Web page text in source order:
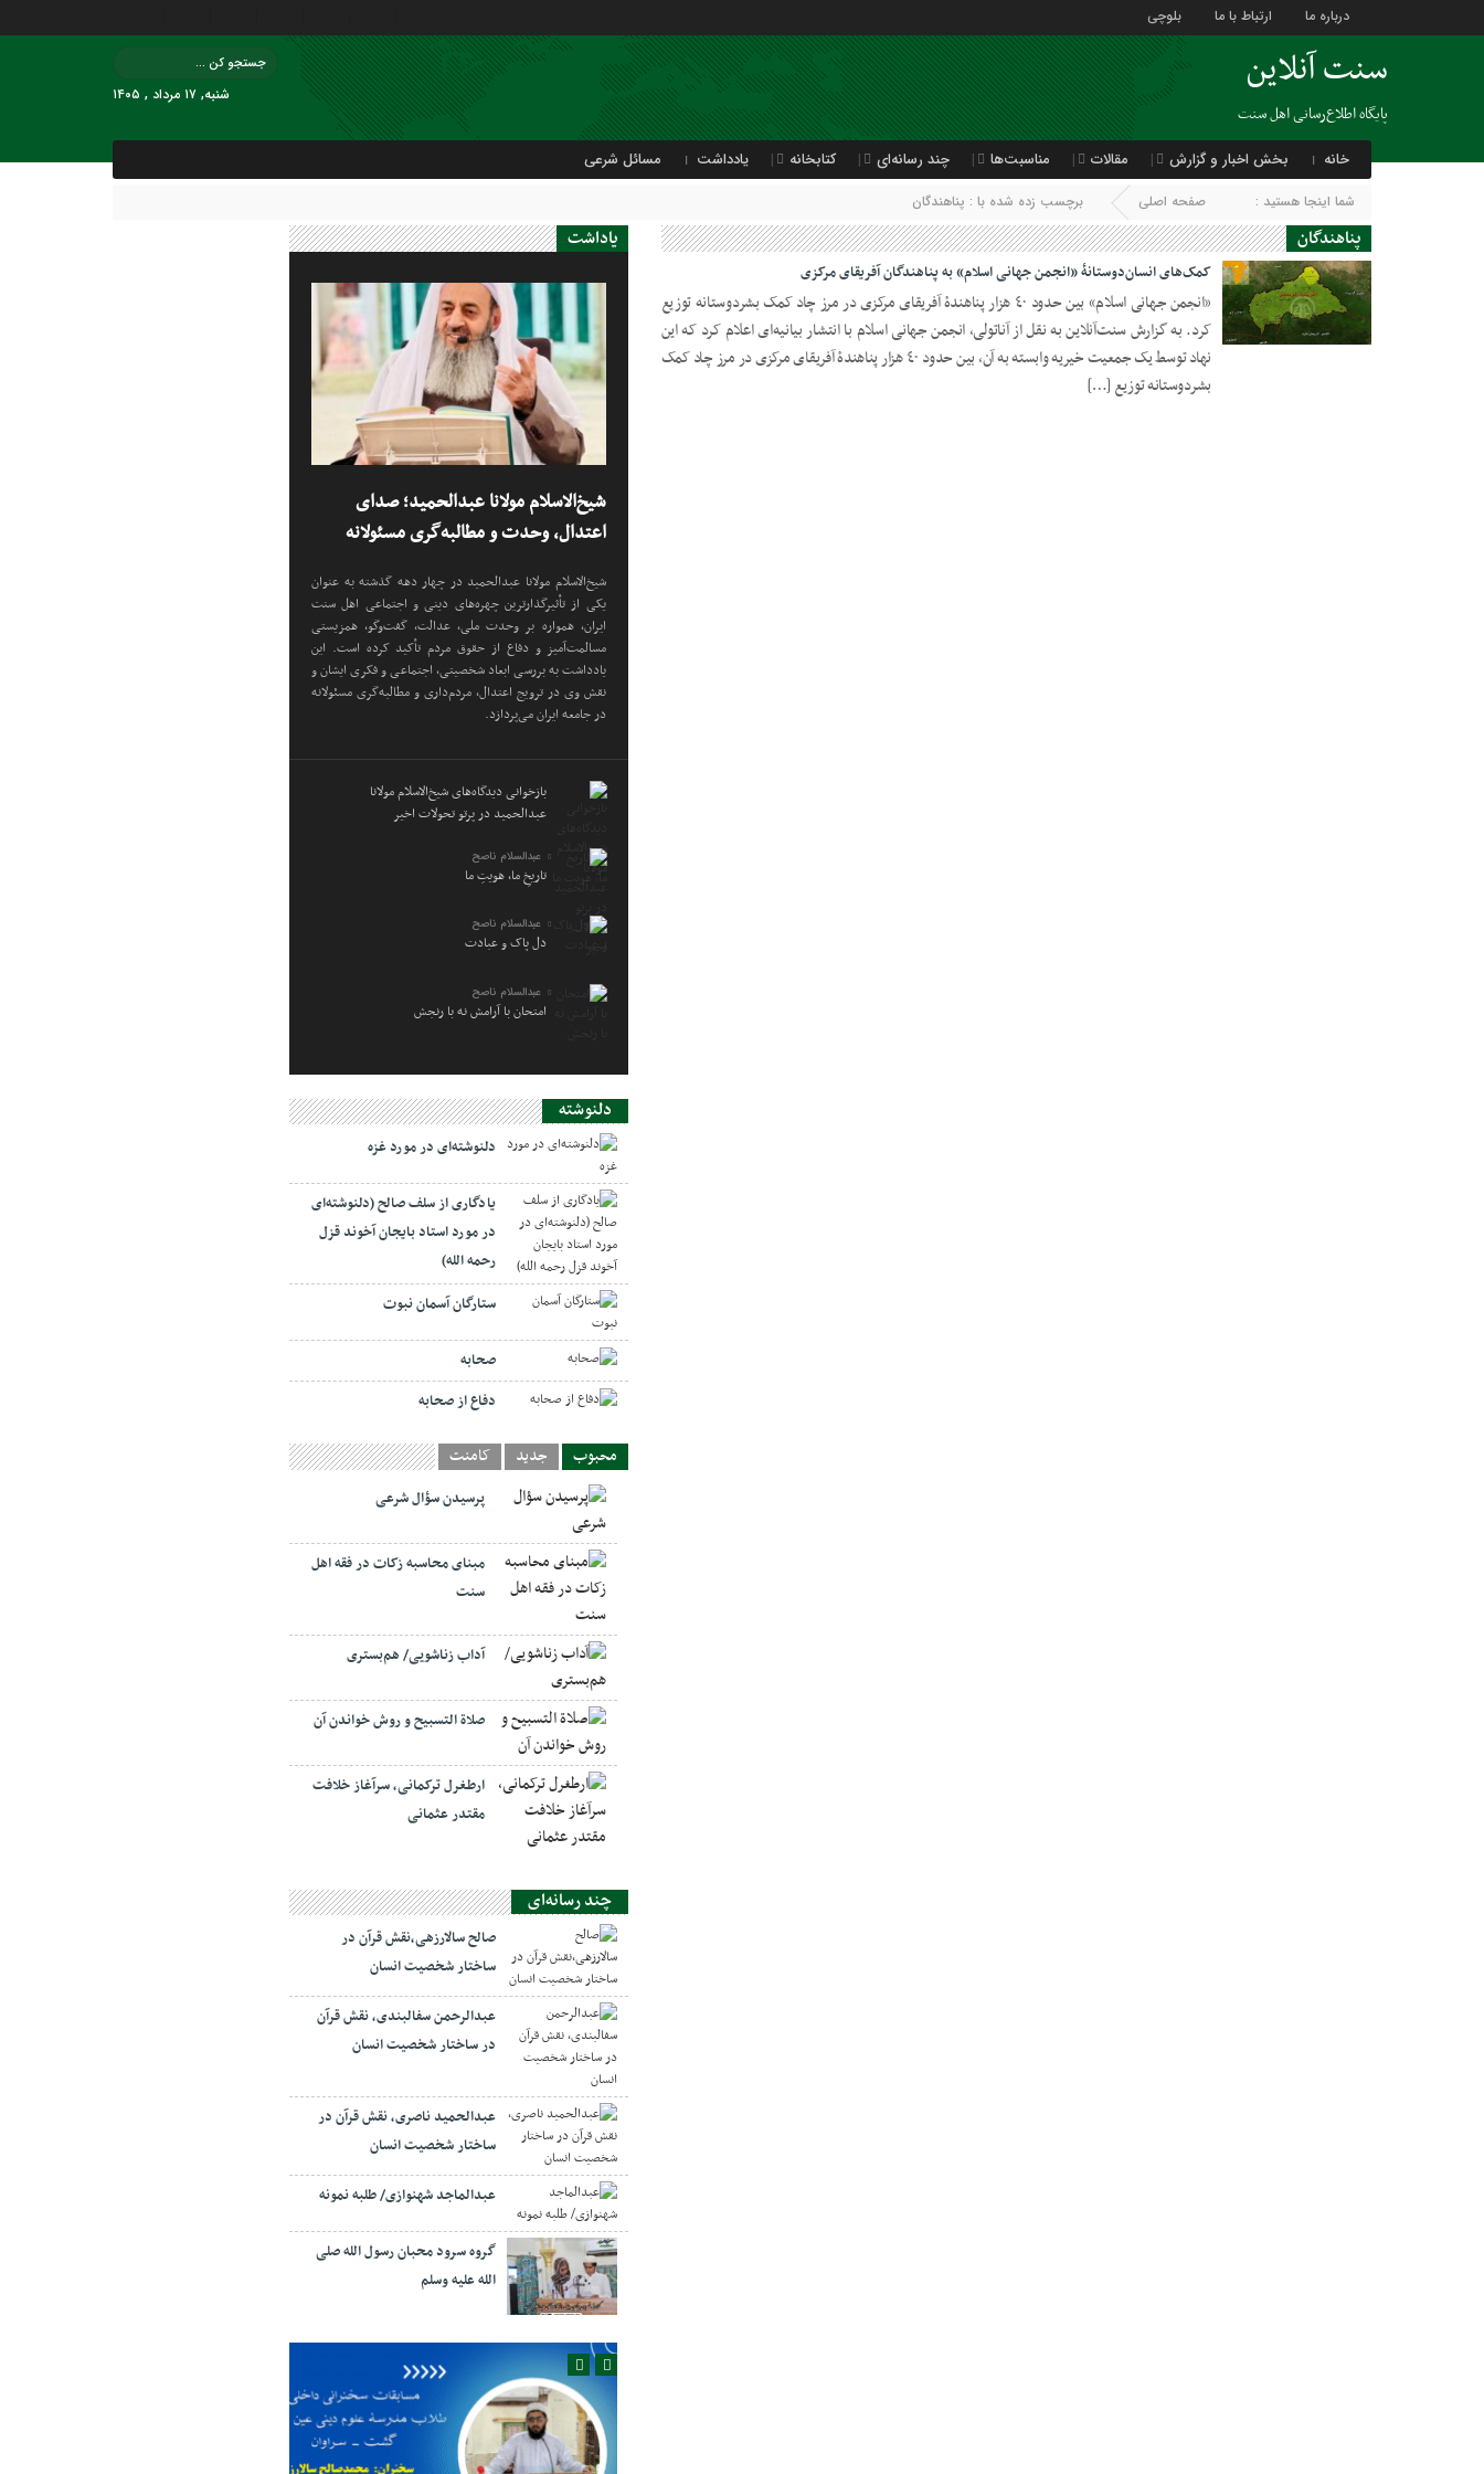
درباره ما ارتباط با ما بلوچی
سنت آنلاین
پایگاه اطلاع‌رسانی اهل سنت
شنبه, ۱۷ مرداد , ۱۴۰۵
خانه بخش اخبار و گزارش مقالات مناسبت‌ها چند رسانه‌ای کتابخانه یادداشت مسائل شرعی
شما اینجا هستید : صفحه اصلی برچسب زده شده با : پناهندگان
پناهندگان
کمک‌های انسان‌دوستانۀ «انجمن جهانی اسلام» به پناهندگان آفریقای مرکزی
«انجمن جهانی اسلام» بین حدود ٤٠ هزار پناهندۀ آفریقای مرکزی در مرز چاد کمک بشردوستانه توزیع
کرد. به گزارش سنت‌آنلاین به نقل از آناتولی، انجمن جهانی اسلام با انتشار بیانیه‌ای اعلام کرد که این
نهاد توسط یک جمعیت خیریه وابسته به آن، بین حدود ٤٠ هزار پناهندۀ آفریقای مرکزی در مرز چاد کمک
بشردوستانه توزیع […]
یاداشت
شیخ‌الاسلام مولانا عبدالحمید؛ صدای
اعتدال، وحدت و مطالبه‌گری مسئولانه
شیخ‌الاسلام مولانا عبدالحمید در چهار دهه گذشته به عنوان
یکی از تأثیرگذارترین چهره‌های دینی و اجتماعی اهل سنت
ایران، همواره بر وحدت ملی، عدالت، گفت‌وگو، همزیستی
مسالمت‌آمیز و دفاع از حقوق مردم تأکید کرده است. این
یادداشت به بررسی ابعاد شخصیتی، اجتماعی و فکری ایشان و
نقش وی در ترویج اعتدال، مردم‌داری و مطالبه‌گری مسئولانه
در جامعه ایران می‌پردازد.
بازخوانی دیدگاه‌های شیخ‌الاسلام مولانا
عبدالحمید در پرتو تحولات اخیر
عبدالسلام ناصح
تاریخِ ما، هویتِ ما
عبدالسلام ناصح
دل پاک و عبادت
عبدالسلام ناصح
امتحان با آرامش نه با رنجش
دلنوشته
دلنوشته‌ای در مورد غزه
یادگاری از سلف صالح (دلنوشته‌ای
در مورد استاد بایجان آخوند قزل
رحمه الله)
ستارگان آسمان نبوت
صحابه
دفاع از صحابه
محبوب جدید کامنت
پرسیدن سؤال شرعی
مبنای محاسبه زکات در فقه اهل
سنت
آداب زناشویی/ هم‌بستری
صلاة التسبيح و روش خواندن آن
ارطغرل ترکمانی، سرآغاز خلافت
مقتدر عثمانی
چند رسانه‌ای
صالح سالارزهی،‌نقش قرآن در
ساختار شخصیت انسان
عبدالرحمن سفالبندی، نقش قرآن
در ساختار شخصیت انسان
عبدالحمید ناصری، نقش قرآن در
ساختار شخصیت انسان
عبدالماجد شهنوازی/ طلبه نمونه
گروه سرود محبان رسول الله صلی
الله علیه وسلم